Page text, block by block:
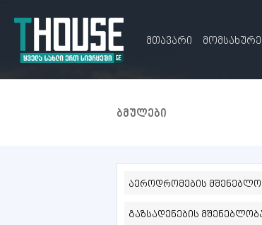
მთავარი
ბმულები
აეროდრომების
გაზსადენების